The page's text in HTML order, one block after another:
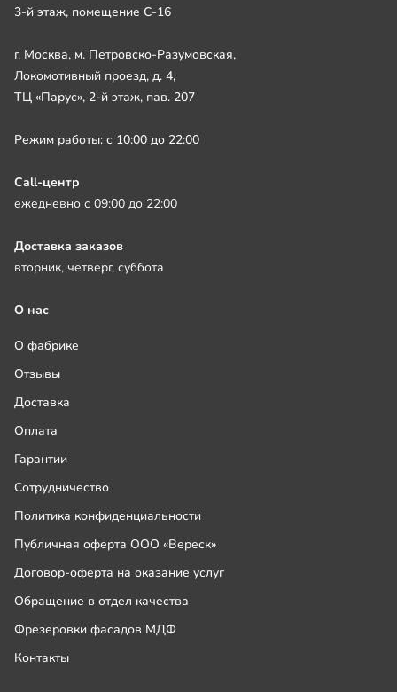
3-й этаж, помещение С-16
г. Москва, м. Петровско-Разумовская,
Локомотивный проезд, д. 4,
ТЦ «Парус», 2-й этаж, пав. 207
Режим работы: с 10:00 до 22:00
Call-центр
ежедневно с 09:00 до 22:00
Доставка заказов
вторник, четверг, суббота
О нас
О фабрике
Отзывы
Доставка
Оплата
Гарантии
Сотрудничество
Политика конфиденциальности
Публичная оферта ООО «Вереск»
Договор-оферта на оказание услуг
Обращение в отдел качества
Фрезеровки фасадов МДФ
Контакты